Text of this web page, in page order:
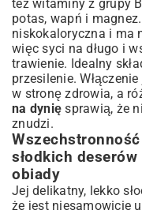
szpinakiem
Makaron z
prosty i sycący posiłek
Słodkie Chwile z
Wypieki
Przepis na puszyste
korzennymi
Dyniowe muffinki z
orzechami
Placuszki dyniowe z
śniadanie lub
Dynia na Dłużej:
też witaminy z grupy
potas, wapń i
niskokaloryczna i ma
więc syci na długo i
trawienie. Idealny
przesilenie.
w stronę zdrowia, a
na dynię sprawią, że
znudzi.
słodkich
obiady
Jej delikatny, lekko
że jest niesamowicie